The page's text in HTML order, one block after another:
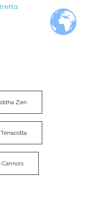
Zen
Terracotta
Cannois